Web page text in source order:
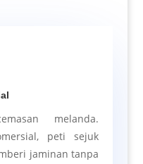
melanda.
peti sejuk
jaminan tanpa